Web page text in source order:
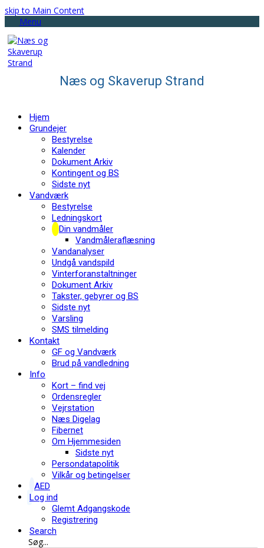
skip to Main Content
Menu
Næs og Skaverup Strand
Hjem
Grundejer
Bestyrelse
Kalender
Dokument Arkiv
Kontingent og BS
Sidste nyt
Vandværk
Bestyrelse
Ledningskort
Din vandmåler
Vandmåleraflæsning
Vandanalyser
Undgå vandspild
Vinterforanstaltninger
Dokument Arkiv
Takster, gebyrer og BS
Sidste nyt
Varsling
SMS tilmelding
Kontakt
GF og Vandværk
Brud på vandledning
Info
Kort – find vej
Ordensregler
Vejrstation
Næs Digelag
Fibernet
Om Hjemmesiden
Sidste nyt
Persondatapolitik
Vilkår og betingelser
AED
Log ind
Glemt Adgangskode
Registrering
Search
Søg...